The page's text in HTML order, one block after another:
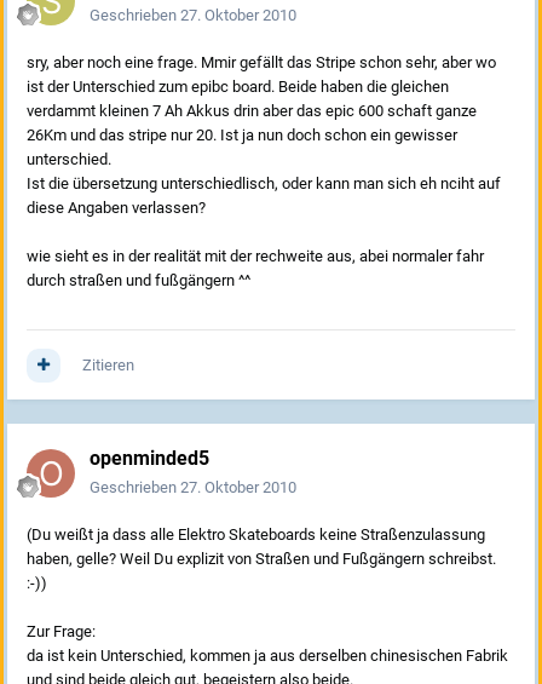
Geschrieben 27. Oktober 2010
sry, aber noch eine frage. Mmir gefällt das Stripe schon sehr, aber wo
ist der Unterschied zum epibc board. Beide haben die gleichen
verdammt kleinen 7 Ah Akkus drin aber das epic 600 schaft ganze
26Km und das stripe nur 20. Ist ja nun doch schon ein gewisser
unterschied.
Ist die übersetzung unterschiedlisch, oder kann man sich eh nciht auf
diese Angaben verlassen?
wie sieht es in der realität mit der rechweite aus, abei normaler fahr
durch straßen und fußgängern ^^
Zitieren
openminded5
Geschrieben 27. Oktober 2010
(Du weißt ja dass alle Elektro Skateboards keine Straßenzulassung
haben, gelle? Weil Du explizit von Straßen und Fußgängern schreibst.
:-))
Zur Frage:
da ist kein Unterschied, kommen ja aus derselben chinesischen Fabrik
und sind beide gleich gut, begeistern also beide.